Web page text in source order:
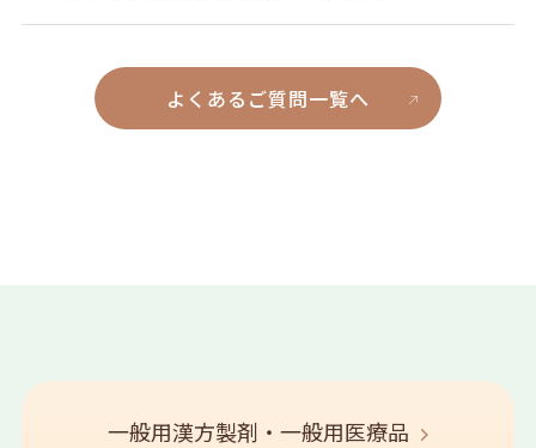
よくあるご質問一覧へ
一般用漢方製剤・一般用医療品